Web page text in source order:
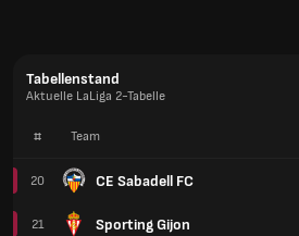
Tabellenstand
Aktuelle LaLiga 2-Tabelle
# Team
20 CE Sabadell FC
21 Sporting Gijon